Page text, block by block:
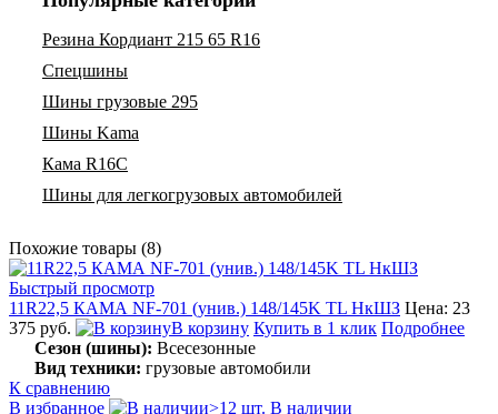
Резина Кордиант 215 65 R16
Спецшины
Шины грузовые 295
Шины Kama
Кама R16C
Шины для легкогрузовых автомобилей
Похожие товары (8)
Быстрый просмотр
11R22,5 КАМА NF-701 (унив.) 148/145K TL НкШЗ Цена: 23
375 руб.
В корзину Купить в 1 клик Подробнее
Сезон (шины): Всесезонные
Вид техники: грузовые автомобили
К сравнению
В избранное
>12 шт. В наличии